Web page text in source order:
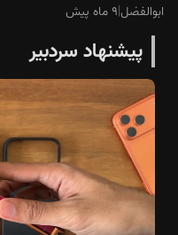
ابوالفضل|۹ ماه پیش
پیشنهاد سردبیر